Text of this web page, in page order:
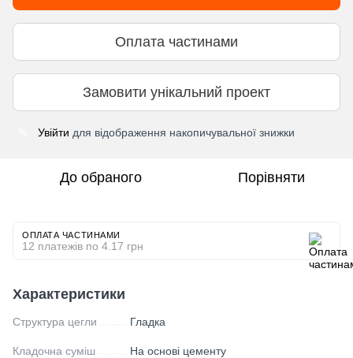
Оплата частинами
Замовити унікальний проект
Увійти для відображення накопичувальної знижки
До обраного Порівняти
ОПЛАТА ЧАСТИНАМИ
12 платежів по 4.17 грн
Характеристики
Структура цегли Гладка
Кладочна суміш На основі цементу